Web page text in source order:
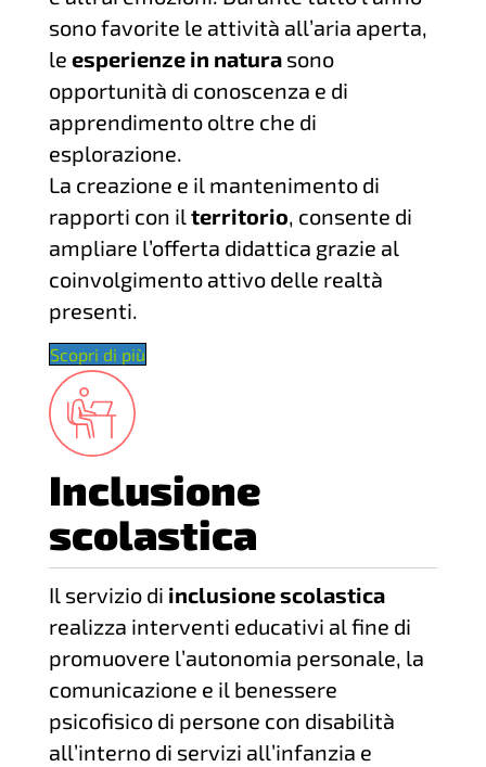
sono favorite le attività all’aria aperta,
le esperienze in naturasono
opportunità di conoscenza e di
apprendimento oltre che di
esplorazione.
La creazione e il mantenimento di
rapporti con ilterritorio, consente di
ampliare l’offerta didattica grazie al
coinvolgimento attivo delle realtà
presenti.
Scopri di più
Inclusione
scolastica
Il servizio di inclusione scolastica
realizza interventi educativi al fine di
promuovere l’autonomia personale, la
comunicazione e il benessere
psicofisico di persone con disabilità
all’interno di servizi all’infanzia e